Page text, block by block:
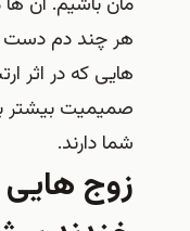
هر چند دم دست
هایی که در اثر
صمیمیت بیشتر
شما دارند.
زوج